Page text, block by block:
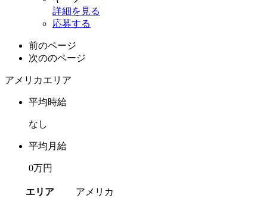
詳細を見る
応募する
前のページ
次ののページ
アメリカエリア
平均時給
なし
平均月給
0万円
エリア
アメリカ